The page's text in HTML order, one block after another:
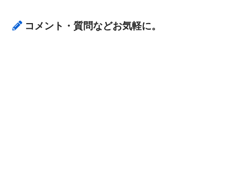
コメント・質問などお気軽に。